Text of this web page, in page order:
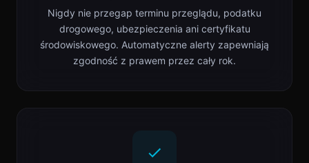
Nigdy nie przegap terminu przeglądu, podatku
drogowego, ubezpieczenia ani certyfikatu
środowiskowego. Automatyczne alerty zapewniają
zgodność z prawem przez cały rok.